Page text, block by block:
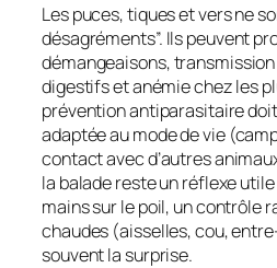
Les puces, tiques et vers ne
désagréments”. Ils peuvent
démangeaisons,
digestifs et anémie chez les
prévention antiparasitaire
adaptée au mode de vie
contact avec d’autres
la balade reste un réflexe
mains sur le poil, un contrôle
chaudes (aisselles, cou,
souvent la surprise.